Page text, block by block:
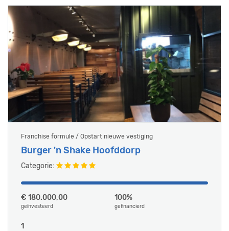
Franchise formule / Opstart nieuwe vestiging
Burger 'n Shake Hoofddorp
Categorie:
€ 180.000,00
geïnvesteerd
100%
gefinancierd
1